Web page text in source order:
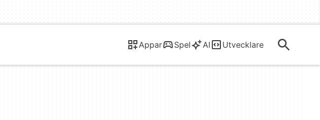
Appar Spel AI Utvecklare